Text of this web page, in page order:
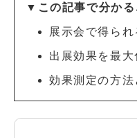
▼この記事で分かる
展示会で得ら
出展効果を最
効果測定の方法